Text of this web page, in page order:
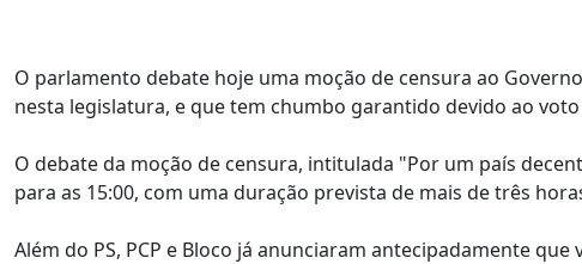
O parlamento debate hoje uma moção de censura ao
nesta legislatura, e que tem chumbo garantido devido ao
O debate da moção de censura, intitulada "Por um país
para as 15:00, com uma duração prevista de mais de três
Além do PS, PCP e Bloco já anunciaram antecipadamente